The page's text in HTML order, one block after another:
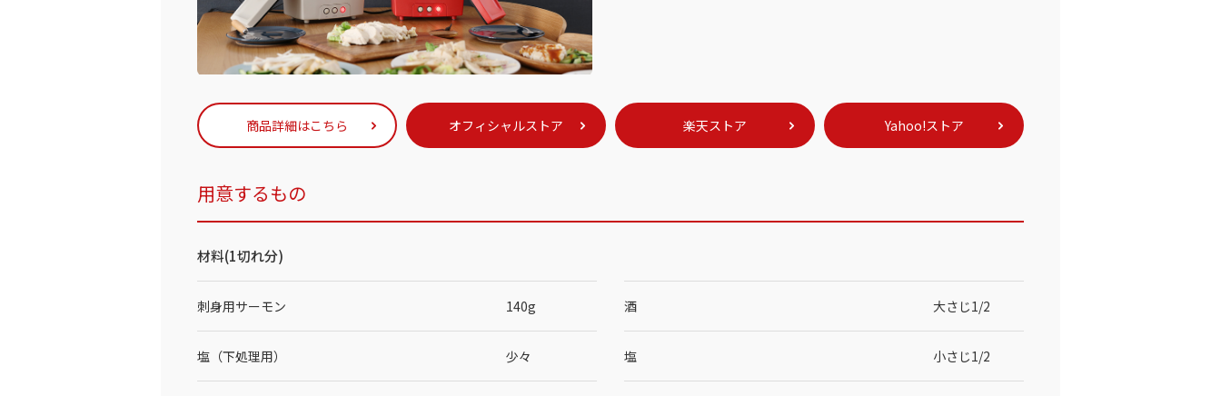
商品詳細はこちら オフィシャルストア 楽天ストア Yahoo!ストア
用意するもの
材料(1切れ分)
刺身用サーモン 140g
塩（下処理用） 少々
酒 大さじ1/2
塩 小さじ1/2